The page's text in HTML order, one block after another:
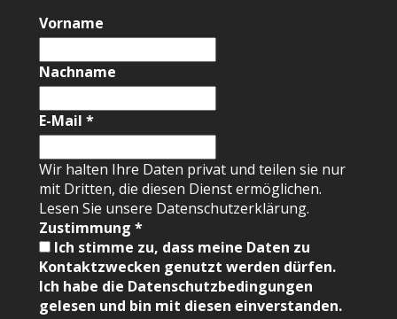
Vorname
Nachname
E-Mail*
Wir halten Ihre Daten privat und teilen sie nur
mit Dritten, die diesen Dienst ermöglichen.
Lesen Sie unsere Datenschutzerklärung.
Zustimmung*
Ich stimme zu, dass meine Daten zu
Kontaktzwecken genutzt werden dürfen.
Ich habe die Datenschutzbedingungen
gelesen und bin mit diesen einverstanden.